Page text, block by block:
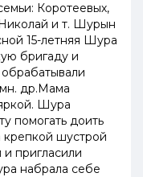
Коротеевых,
и т. Шурын
15-летняя Шура
бригаду и
мн. др.Мама
Шура
помогать доить
крепкой шустрой
пригласили
набрала себе